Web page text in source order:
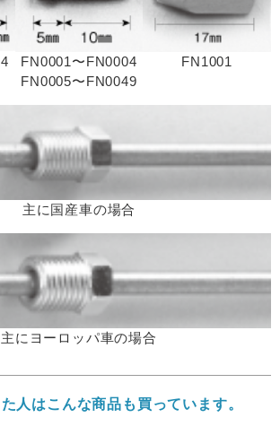
FN0001〜FN0004
FN0005〜FN0049
FN1001
主に国産車の場合
主にヨーロッパ車の場合
人はこんな商品も買っています。